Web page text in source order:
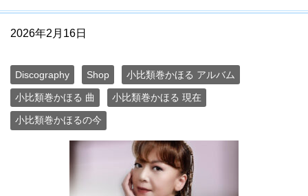
2026年2月16日
Discography Shop 小比類巻かほる アルバム
小比類巻かほる 曲 小比類巻かほる 現在
小比類巻かほるの今